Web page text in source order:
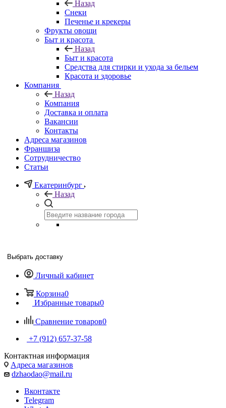
Назад
Снеки
Печенье и крекеры
Фрукты овощи
Быт и красота
Назад
Быт и красота
Средства для стирки и ухода за бельем
Красота и здоровье
Компания
Назад
Компания
Доставка и оплата
Вакансии
Контакты
Адреса магазинов
Франшиза
Сотрудничество
Статьи
Екатеринбург
Назад
Выбрать доставку
Личный кабинет
Корзина0
Избранные товары0
Сравнение товаров0
+7 (912) 657-37-58
Контактная информация
Адреса магазинов
dzhaodao@mail.ru
Вконтакте
Telegram